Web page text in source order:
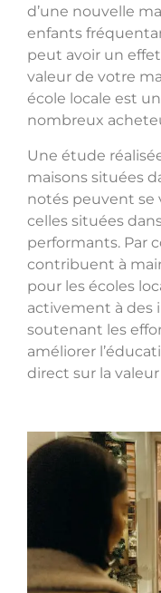
d’une nouvelle
enfants
peut avoir un
valeur de votre
école locale est
nombreux
Une étude
maisons situées
notés peuvent se
celles situées
performants. Par
contribuent à
pour les écoles
activement à des
soutenant les
améliorer
direct sur la